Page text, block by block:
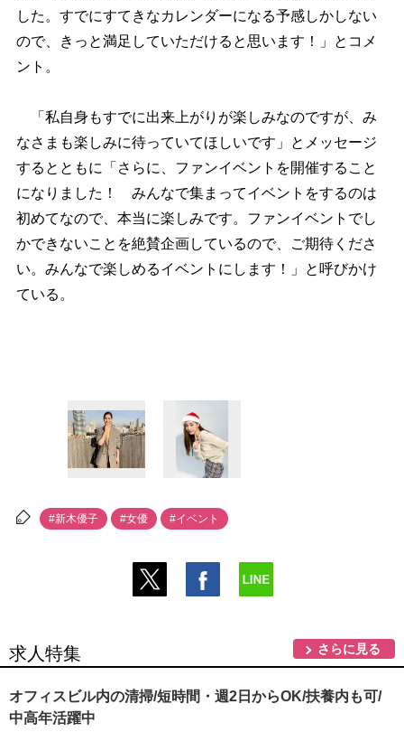
した。すでにすてきなカレンダーになる予感しかしない
ので、きっと満足していただけると思います！」とコメ
ント。
「私自身もすでに出来上がりが楽しみなのですが、み
なさまも楽しみに待っていてほしいです」とメッセージ
するとともに「さらに、ファンイベントを開催すること
になりました！ みんなで集まってイベントをするのは
初めてなので、本当に楽しみです。ファンイベントでし
かできないことを絶賛企画しているので、ご期待くださ
い。みんなで楽しめるイベントにします！」と呼びかけ
ている。
#新木優子 #女優 #イベント
求人特集 さらに見る
オフィスビル内の清掃/短時間・週2日からOK/扶養内も可/
中高年活躍中